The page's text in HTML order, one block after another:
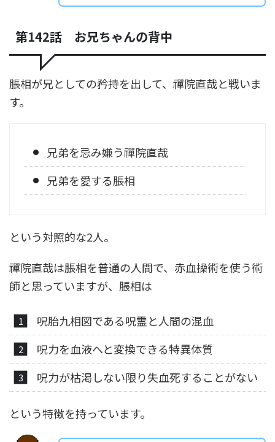
第142話 お兄ちゃんの背中
脹相が兄としての矜持を出して、禪院直哉と戦いま
す。
兄弟を忌み嫌う禪院直哉
兄弟を愛する脹相
という対照的な2人。
禪院直哉は脹相を普通の人間で、赤血操術を使う術
師と思っていますが、脹相は
呪胎九相図である呪霊と人間の混血
呪力を血液へと変換できる特異体質
呪力が枯渇しない限り失血死することがない
という特徴を持っています。